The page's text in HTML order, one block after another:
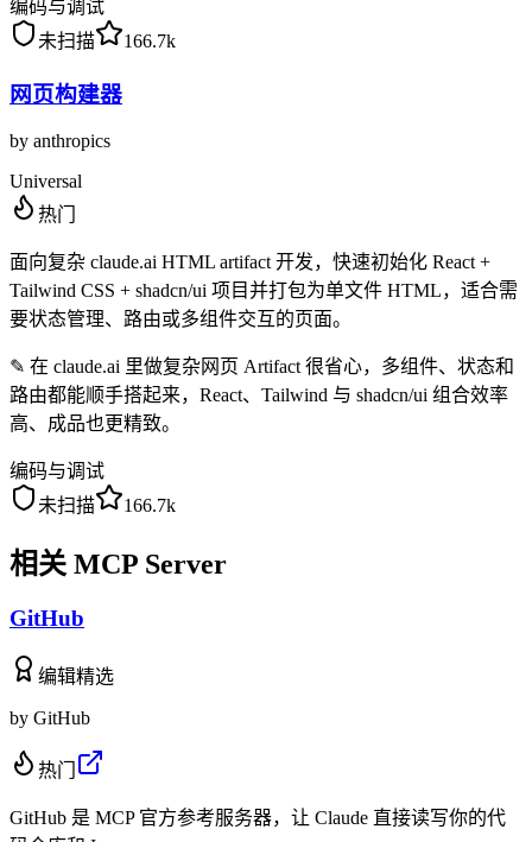
编码与调试
未扫描
166.7k
网页构建器
by anthropics
Universal
热门
面向复杂 claude.ai HTML artifact 开发，快速初始化 React +
Tailwind CSS + shadcn/ui 项目并打包为单文件 HTML，适合需
要状态管理、路由或多组件交互的页面。
✎ 在 claude.ai 里做复杂网页 Artifact 很省心，多组件、状态和
路由都能顺手搭起来，React、Tailwind 与 shadcn/ui 组合效率
高、成品也更精致。
编码与调试
未扫描
166.7k
相关 MCP Server
GitHub
编辑精选
by GitHub
热门
GitHub 是 MCP 官方参考服务器，让 Claude 直接读写你的代